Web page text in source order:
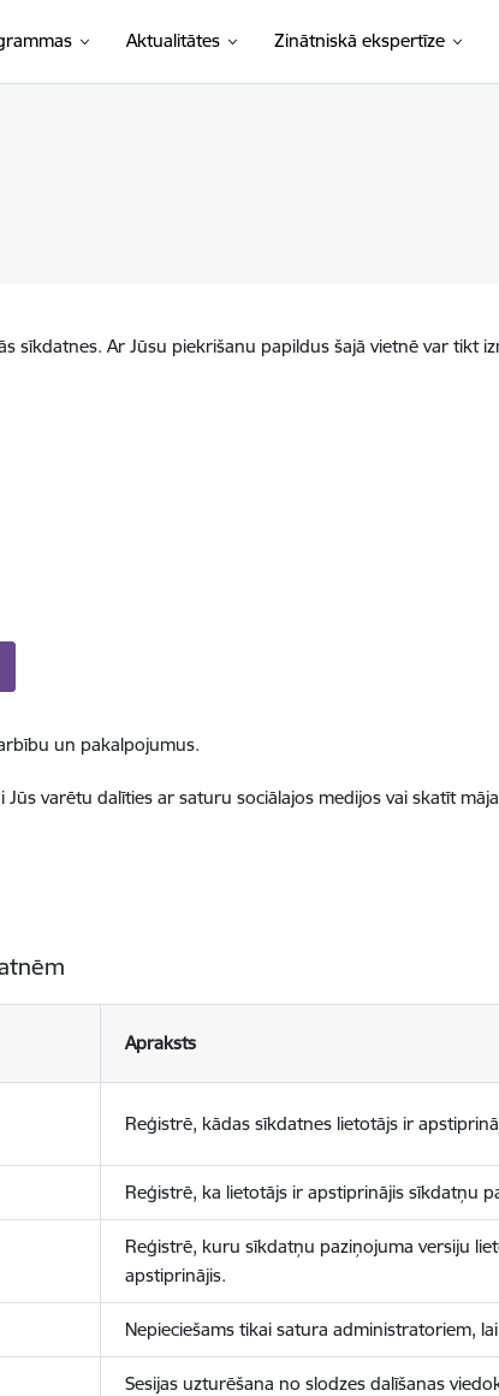
Aktualitātes Zinātniskā ekspertīze
sīkdatnes. Ar Jūsu piekrišanu papildus šajā vietnē var tikt
un pakalpojumus.
varētu dalīties ar saturu sociālajos medijos vai skatīt
Apraksts
Reģistrē, kādas sīkdatnes lietotājs ir
Reģistrē, ka lietotājs ir apstiprinājis sīkdatņu
Reģistrē, kuru sīkdatņu paziņojuma versiju
apstiprinājis.
Nepieciešams tikai satura administratoriem,
Sesijas uzturēšana no slodzes dalīšanas